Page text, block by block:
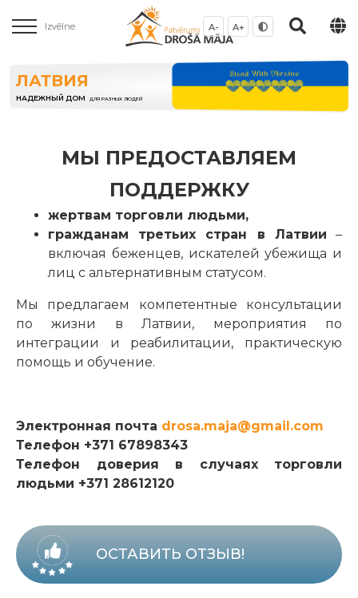
Izvēlne A- A+
ЛАТВИЯ
НАДЕЖНЫЙ ДОМ ДЛЯ РАЗНЫХ ЛЮДЕЙ
МЫ ПРЕДОСТАВЛЯЕМ
ПОДДЕРЖКУ
жертвам торговли людьми,
гражданам третьих стран в Латвии –
включая беженцев, искателей убежища и
лиц с альтернативным статусом.
Мы предлагаем компетентные консультации
по жизни в Латвии, мероприятия по
интеграции и реабилитации, практическую
помощь и обучение.
Электронная почта drosa.maja@gmail.com
Телефон +371 67898343
Телефон доверия в случаях торговли
людьми +371 28612120
ОСТАВИТЬ ОТЗЫВ!